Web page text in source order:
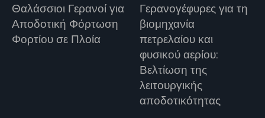
Θαλάσσιοι Γερανοί για
Αποδοτική Φόρτωση
Φορτίου σε Πλοία
Γερανογέφυρες για τη
βιομηχανία
πετρελαίου και
φυσικού αερίου:
Βελτίωση της
λειτουργικής
αποδοτικότητας